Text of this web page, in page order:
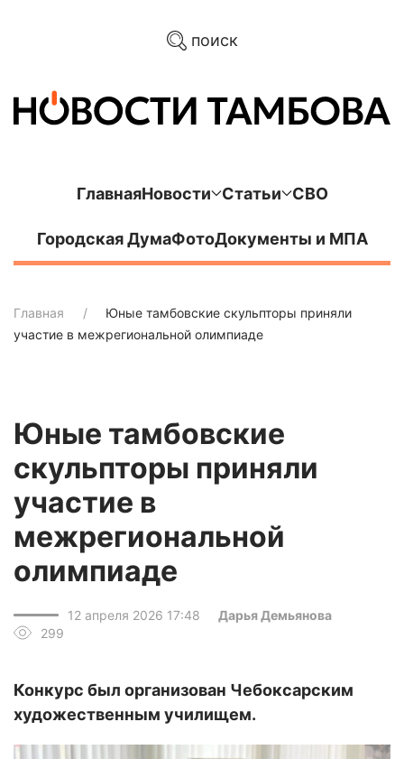
поиск
ГлавнаяНовости Статьи СВО
Городская ДумаФотоДокументы и МПА
Главная
Юные тамбовские скульпторы приняли
участие в межрегиональной олимпиаде
Юные тамбовские
скульпторы приняли
участие в
межрегиональной
олимпиаде
12 апреля 2026 17:48
Дарья Демьянова
299
Конкурс был организован Чебоксарским
художественным училищем.